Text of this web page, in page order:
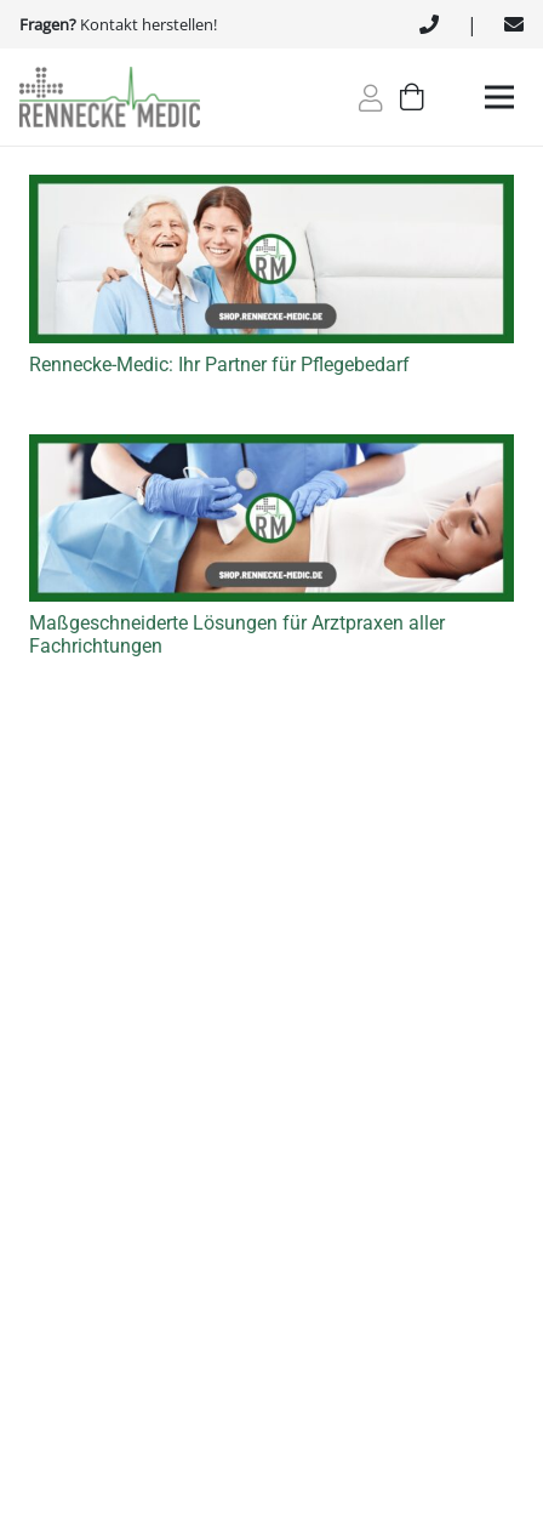
Fragen? Kontakt herstellen! |
Rennecke-Medic: Ihr Partner für Pflegebedarf
Maßgeschneiderte Lösungen für Arztpraxen aller
Fachrichtungen